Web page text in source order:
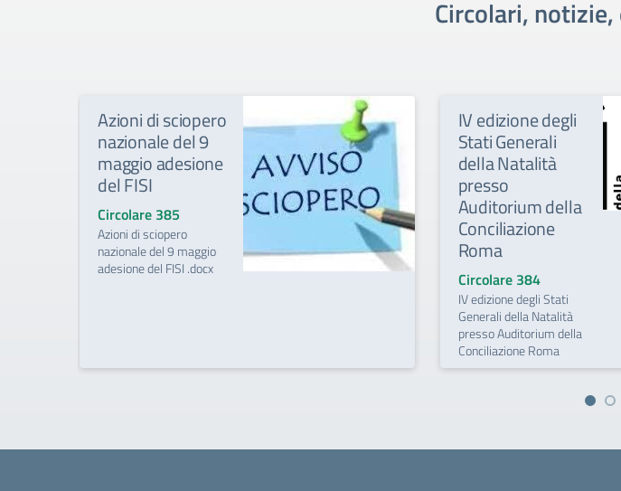
Circolari,
Azioni di sciopero
nazionale del 9
maggio adesione
del FISI
Circolare 385
Azioni di sciopero
nazionale del 9 maggio
adesione del FISI .docx
IV edizione degli
Stati Generali
della Natalità
presso
Auditorium della
Conciliazione
Roma
Circolare 384
IV edizione degli Stati
Generali della Natalità
presso Auditorium della
Conciliazione Roma